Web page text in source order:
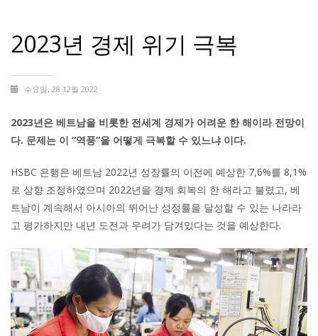
2023년 경제 위기 극복
수요일, 28 12월 2022
2023년은 베트남을 비롯한 전세계 경제가 어려운 한 해이라 전망이
다. 문제는 이 “역풍”을 어떻게 극복할 수 있느냐 이다.
HSBC 은행은 베트남 2022년 성장률의 이전에 예상한 7,6%를 8,1%
로 상향 조정하였으며 2022년을 경제 회복의 한 해라고 불렸고, 베
트남이 계속해서 아시아의 뛰어난 성정률을 달성할 수 있는 나라라
고 평가하지만 내년 도전과 우려가 담겨있다는 것을 예상한다.